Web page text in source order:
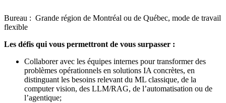
Bureau : Grande région de Montréal ou de Québec, mode de travail
flexible
Les défis qui vous permettront de vous surpasser :
Collaborer avec les équipes internes pour transformer des
problèmes opérationnels en solutions IA concrètes, en
distinguant les besoins relevant du ML classique, de la
computer vision, des LLM/RAG, de l’automatisation ou de
l’agentique;